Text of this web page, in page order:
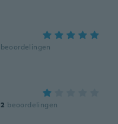
beoordelingen
2 beoordelingen